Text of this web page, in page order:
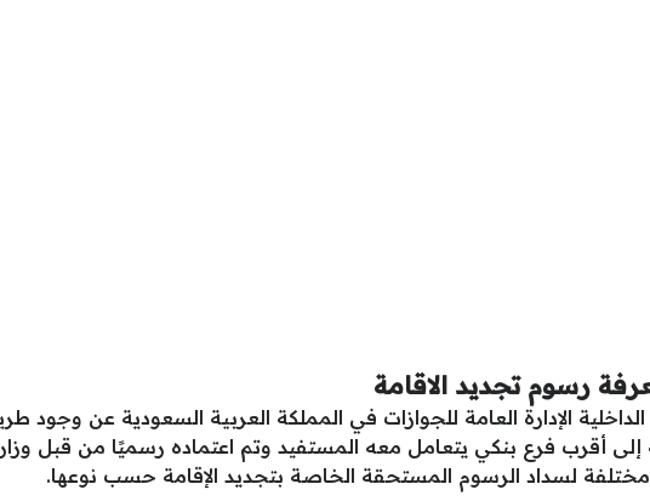
رسوم تجديد الاقامة
الداخلية الإدارة العامة للجوازات في المملكة العربية السعودية عن
إلى أقرب فرع بنكي يتعامل معه المستفيد وتم اعتماده رسميًا من قبل
لسداد الرسوم المستحقة الخاصة بتجديد الإقامة حسب نوعها.